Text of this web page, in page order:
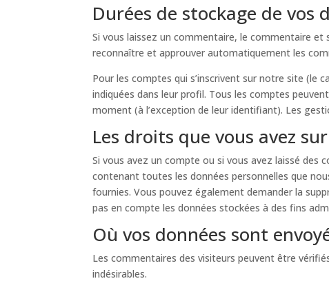
Durées de stockage de vos
Si vous laissez un commentaire, le commentaire
reconnaître et approuver automatiquement les
Pour les comptes qui s’inscrivent sur notre site (le
indiquées dans leur profil. Tous les comptes
moment (à l’exception de leur identifiant). Les
Les droits que vous avez
Si vous avez un compte ou si vous avez laissé des
contenant toutes les données personnelles que
fournies. Vous pouvez également demander la
pas en compte les données stockées à des fins
Où vos données sont
Les commentaires des visiteurs peuvent être
indésirables.